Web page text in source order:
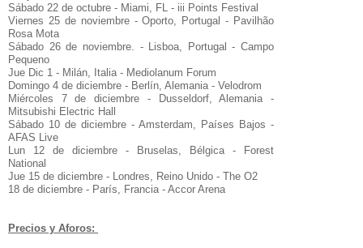
Sábado 22 de octubre - Miami, FL - iii Points Festival
Viernes 25 de noviembre - Oporto, Portugal - Pavilhão
Rosa Mota
Sábado 26 de noviembre. - Lisboa, Portugal - Campo
Pequeno
Jue Dic 1 - Milán, Italia - Mediolanum Forum
Domingo 4 de diciembre - Berlín, Alemania - Velodrom
Miércoles 7 de diciembre - Dusseldorf, Alemania -
Mitsubishi Electric Hall
Sábado 10 de diciembre - Amsterdam, Países Bajos -
AFAS Live
Lun 12 de diciembre - Bruselas, Bélgica - Forest
National
Jue 15 de diciembre - Londres, Reino Unido - The O2
18 de diciembre - París, Francia - Accor Arena
Precios y Aforos: